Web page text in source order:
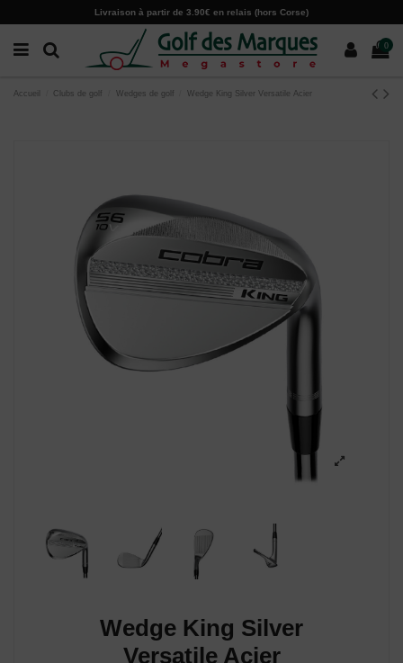
Livraison à partir de 3.90€ en relais (hors Corse)
0
Accueil Clubs de golf Wedges de golf Wedge King Silver Versatile Acier
Wedge King Silver
Versatile Acier
Paramètres des cookies